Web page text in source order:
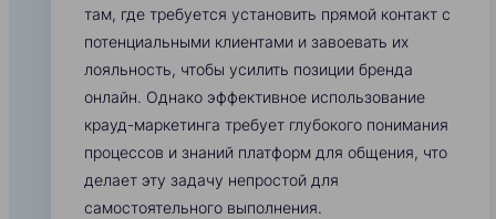
там, где требуется установить прямой контакт с
потенциальными клиентами и завоевать их
лояльность, чтобы усилить позиции бренда
онлайн. Однако эффективное использование
крауд-маркетинга требует глубокого понимания
процессов и знаний платформ для общения, что
делает эту задачу непростой для
самостоятельного выполнения.